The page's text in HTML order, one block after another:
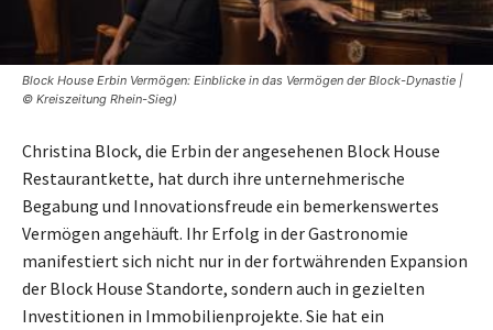
Block House Erbin Vermögen: Einblicke in das Vermögen der Block-Dynastie |
© Kreiszeitung Rhein-Sieg)
Christina Block, die Erbin der angesehenen Block House
Restaurantkette, hat durch ihre unternehmerische
Begabung und Innovationsfreude ein bemerkenswertes
Vermögen angehäuft. Ihr Erfolg in der Gastronomie
manifestiert sich nicht nur in der fortwährenden Expansion
der Block House Standorte, sondern auch in gezielten
Investitionen in Immobilienprojekte. Sie hat ein